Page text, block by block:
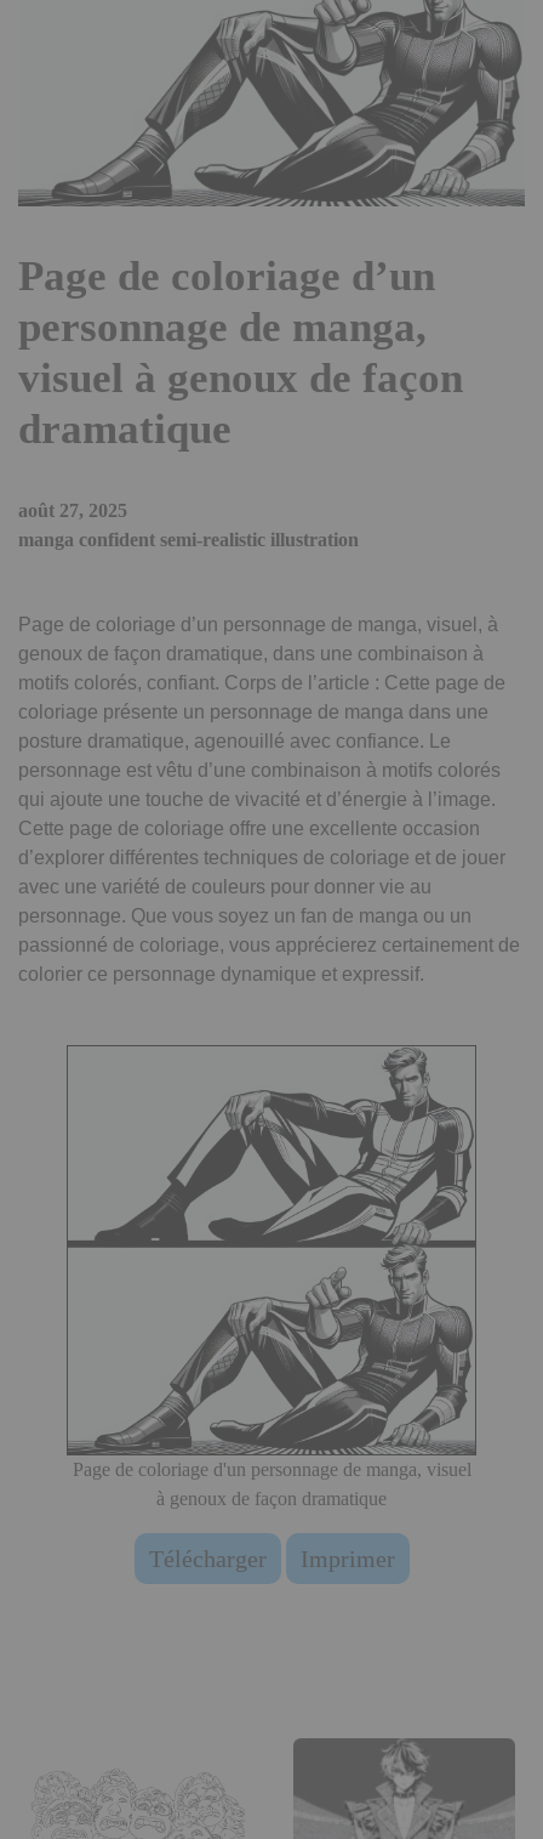
Page de coloriage d’un
personnage de manga,
visuel à genoux de façon
dramatique
août 27, 2025
manga confident semi-realistic illustration
Page de coloriage d’un personnage de manga, visuel, à
genoux de façon dramatique, dans une combinaison à
motifs colorés, confiant. Corps de l’article : Cette page de
coloriage présente un personnage de manga dans une
posture dramatique, agenouillé avec confiance. Le
personnage est vêtu d’une combinaison à motifs colorés
qui ajoute une touche de vivacité et d’énergie à l’image.
Cette page de coloriage offre une excellente occasion
d’explorer différentes techniques de coloriage et de jouer
avec une variété de couleurs pour donner vie au
personnage. Que vous soyez un fan de manga ou un
passionné de coloriage, vous apprécierez certainement de
colorier ce personnage dynamique et expressif.
Page de coloriage d'un personnage de manga, visuel
à genoux de façon dramatique
Télécharger Imprimer